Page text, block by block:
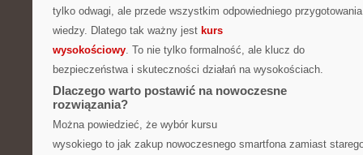
tylko odwagi, ale przede wszystkim odpowiedniego
wiedzy. Dlatego tak ważny jest kurs
wysokościowy. To nie tylko formalność, ale klucz do
bezpieczeństwa i skuteczności działań na wysokościach.
Dlaczego warto postawić na nowoczesne
rozwiązania?
Można powiedzieć, że wybór kursu
wysokiego to jak zakup nowoczesnego smartfona zamiast